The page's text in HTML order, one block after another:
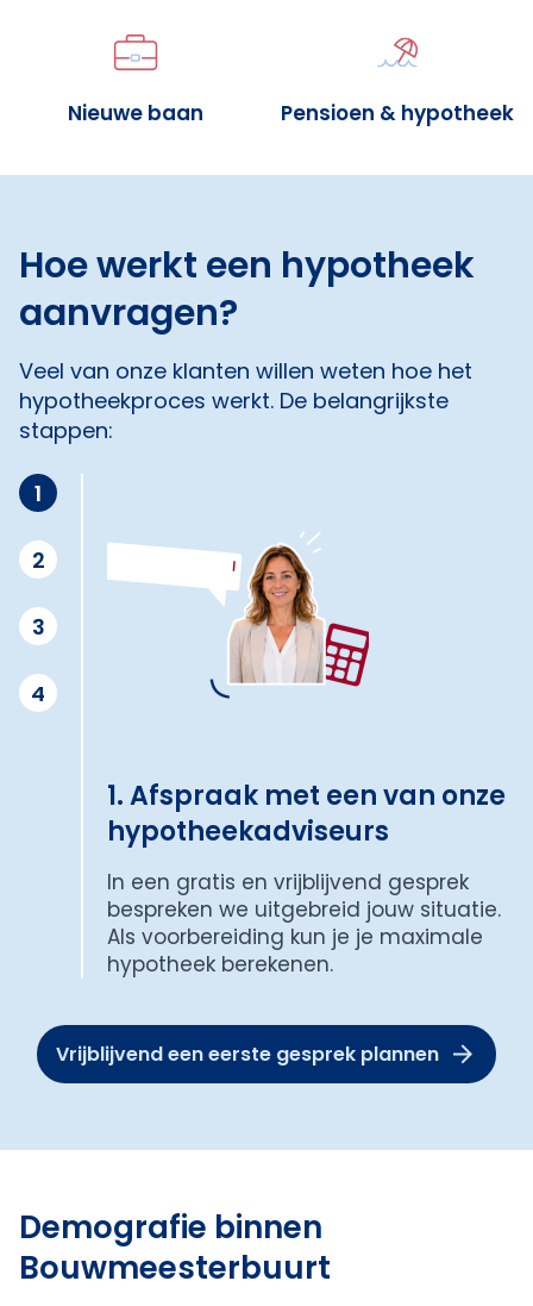
Nieuwe baan Pensioen & hypotheek
Hoe werkt een hypotheek
aanvragen?
Veel van onze klanten willen weten hoe het
hypotheekproces werkt. De belangrijkste
stappen:
1
2
3
4
1. Afspraak met een van onze
hypotheekadviseurs
In een gratis en vrijblijvend gesprek
bespreken we uitgebreid jouw situatie.
Als voorbereiding kun je je maximale
hypotheek berekenen.
Vrijblijvend een eerste gesprek plannen
Demografie binnen
Bouwmeesterbuurt